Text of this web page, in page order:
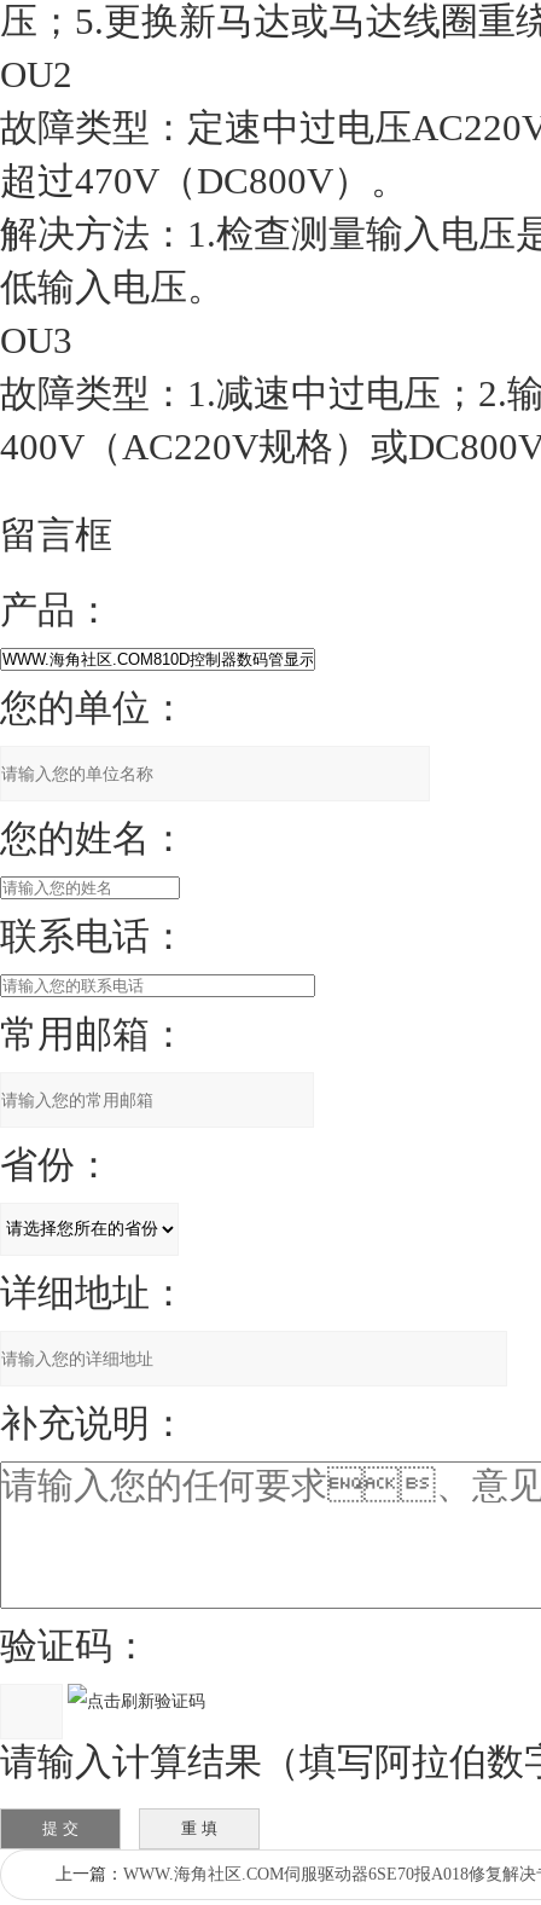
压；5.更换新马达或马达线圈重绕
OU2
故障类型：定速中过电压
超过470V（DC800V）。
解决方法：1.检查测量输入电压是
低输入电压。
OU3
故障类型：1.减速中过电压；
400V（AC220V规格）或DC800V
留言框
产品：
您的单位：
您的姓名：
联系电话：
常用邮箱：
省份：
详细地址：
补充说明：
验证码：
请输入计算结果（填写阿拉伯数字
上一篇： WWW.海角社区.COM伺服驱动器6SE70报A018修复解